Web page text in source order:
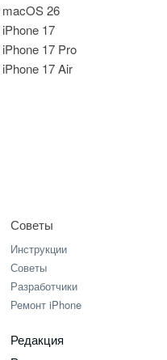
macOS 26
iPhone 17
iPhone 17 Pro
iPhone 17 Air
Советы
Инструкции
Советы
Разработчики
Ремонт iPhone
Редакция